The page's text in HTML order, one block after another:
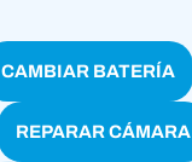
CAMBIAR BATERÍA
REPARAR CÁMARA